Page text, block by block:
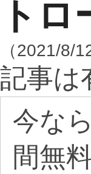
ト
（2021/8/
記事は
今な
間無